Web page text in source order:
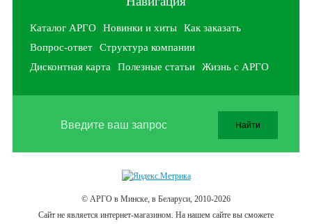
Каталог АРГО Новинки и хиты
Как заказать
Вопрос-ответ
Структура компании
Дисконтная карта
Полезные статьи Жизнь с АРГО
© АРГО в Минске, в Беларуси, 2010-2026
Cайт не является интернет-магазином. На нашем сайте вы сможете